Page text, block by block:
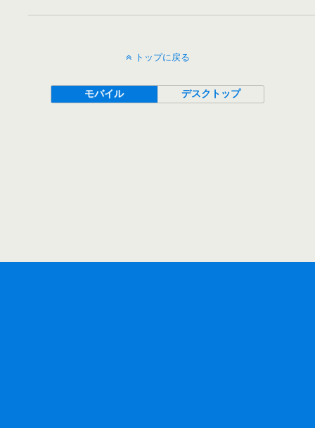
トップに戻る
モバイル デスクトップ